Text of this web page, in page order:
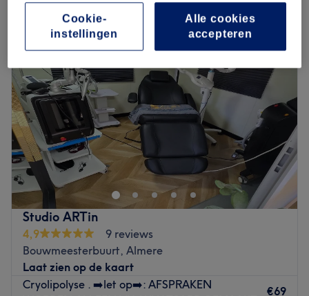
Maandag
Dinsdag
Gesloten
Woensdag
10:00–18:00
Vrijdag
10:00
Zaterdag
10:00–13:00
Zondag
Gesloten
Ruby is de trotse eigenaresse van beautysalon Beauty
Trendz Almere. Zij heeft met veel liefde, passie, tijd en
energie deze salon voor totale huid- en
lichaamsverzorging opgebouwd. In de sfeervolle en
professionele praktijk geniet je van diverse heerlijke
ontspannende en huidverbeterende behandelingen. Voor
de huidanalyse is het belangrijk dat je zonder make-up
naar de praktijk komt. De salon is gevestigd op een
mooie locatie in Parkwijk waar je gratis kunt parkeren.
Studio ARTin
4,9
9 reviews
Bouwmeesterbuurt, Almere
Laat zien op de kaart
Cryolipolyse . ➡️let op➡️: AFSPRAKEN
€69
Alle cookies
accepteren
Cookie-
instellingen